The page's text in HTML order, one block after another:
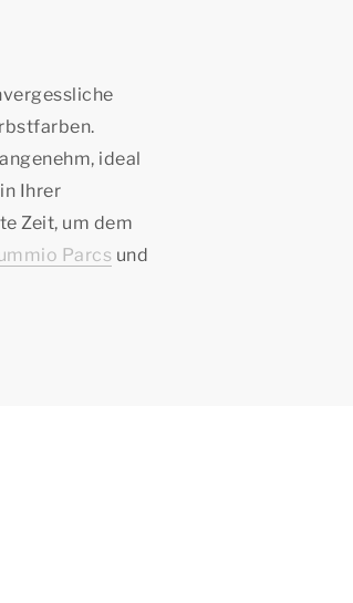
ideal
Ihrer
Zeit, um dem
Parcs und